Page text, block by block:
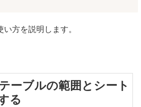
方を説明します。
ーブルの範囲とシート
る